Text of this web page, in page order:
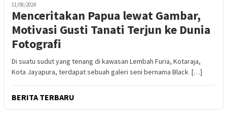
11/08/2024
Menceritakan Papua lewat Gambar,
Motivasi Gusti Tanati Terjun ke Dunia
Fotografi
Di suatu sudut yang tenang di kawasan Lembah Furia, Kotaraja,
Kota Jayapura, terdapat sebuah galeri seni bernama Black […]
BERITA TERBARU